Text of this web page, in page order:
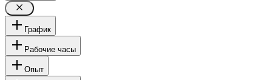
График
Рабочие часы
Опыт